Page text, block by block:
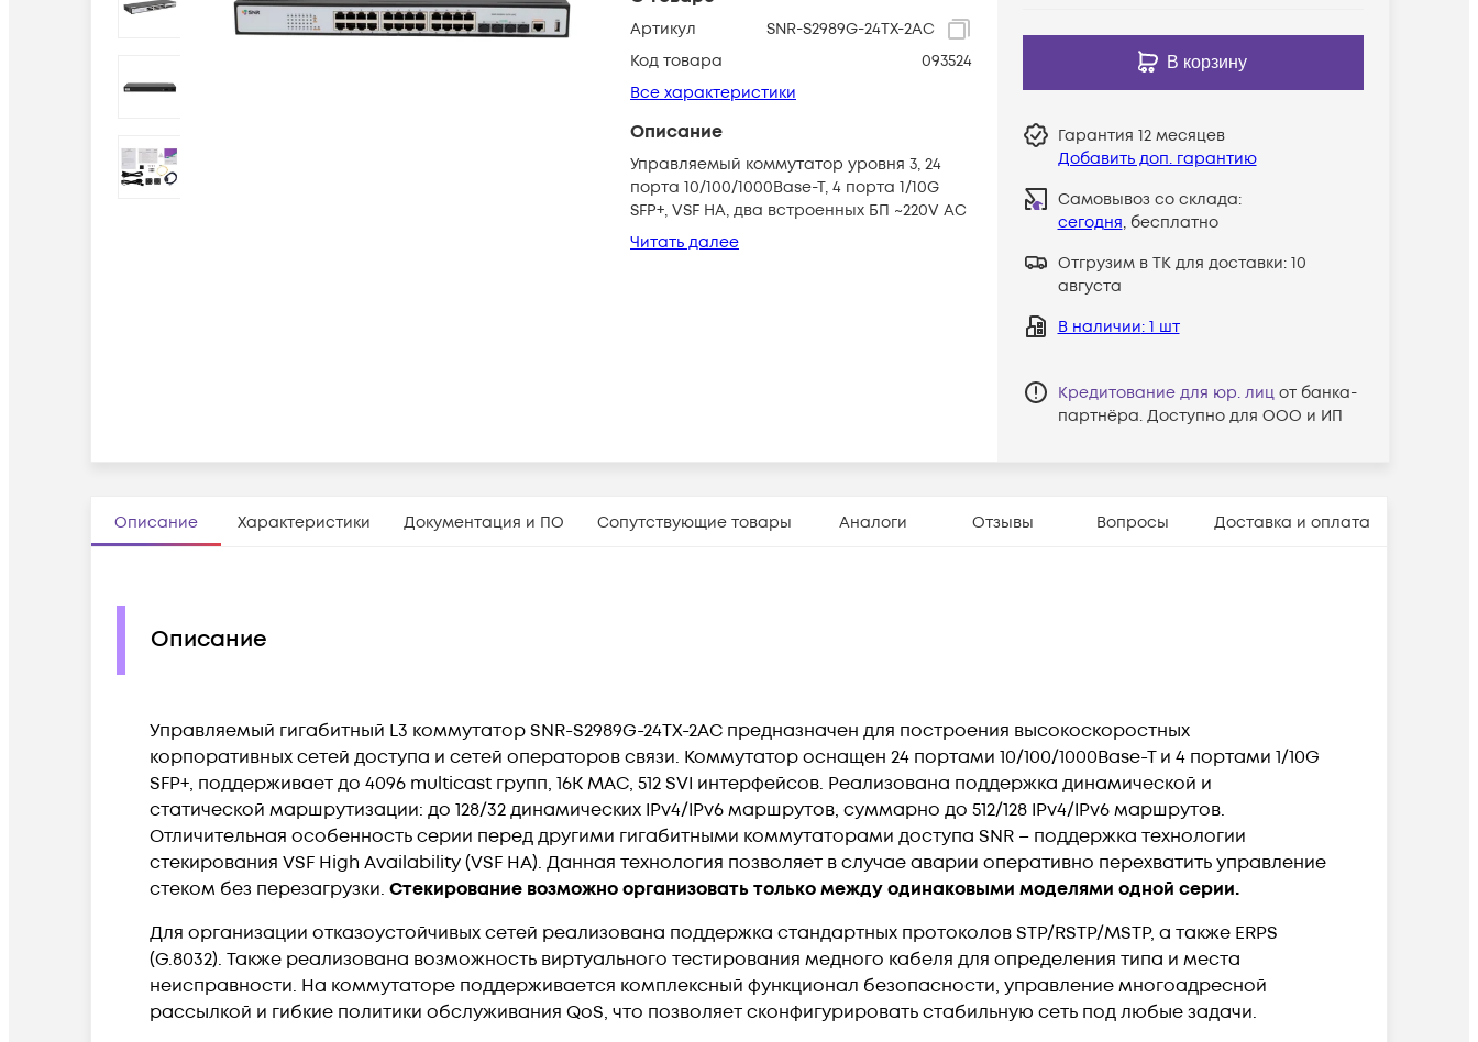
Артикул
SNR-S2989G-24TX-2AC
Код товара
093524
Все характеристики
Описание
Управляемый коммутатор уровня 3, 24
порта 10/100/1000Base-T, 4 порта 1/10G
SFP+, VSF HA, два встроенных БП ~220V AC
Читать далее
В корзину
Гарантия 12 месяцев
Добавить доп. гарантию
Самовывоз со склада:
сегодня, бесплатно
Отгрузим в ТК для доставки: 10
августа
В наличии: 1 шт
Кредитование для юр. лиц от банка-
партнёра. Доступно для ООО и ИП
Описание Характеристики Документация и ПО Сопутствующие товары Аналоги Отзывы Вопросы Доставка и оплата
Описание
Управляемый гигабитный L3 коммутатор SNR-S2989G-24TX-2AC предназначен для построения высокоскоростных
корпоративных сетей доступа и сетей операторов связи. Коммутатор оснащен 24 портами 10/100/1000Base-T и 4 портами 1/10G
SFP+, поддерживает до 4096 multicast групп, 16K MAC, 512 SVI интерфейсов. Реализована поддержка динамической и
статической маршрутизации: до 128/32 динамических IPv4/IPv6 маршрутов, суммарно до 512/128 IPv4/IPv6 маршрутов.
Отличительная особенность серии перед другими гигабитными коммутаторами доступа SNR – поддержка технологии
стекирования VSF High Availability (VSF HA). Данная технология позволяет в случае аварии оперативно перехватить управление
стеком без перезагрузки. Стекирование возможно организовать только между одинаковыми моделями одной серии.
Для организации отказоустойчивых сетей реализована поддержка стандартных протоколов STP/RSTP/MSTP, а также ERPS
(G.8032). Также реализована возможность виртуального тестирования медного кабеля для определения типа и места
неисправности. На коммутаторе поддерживается комплексный функционал безопасности, управление многоадресной
рассылкой и гибкие политики обслуживания QoS, что позволяет сконфигурировать стабильную сеть под любые задачи.